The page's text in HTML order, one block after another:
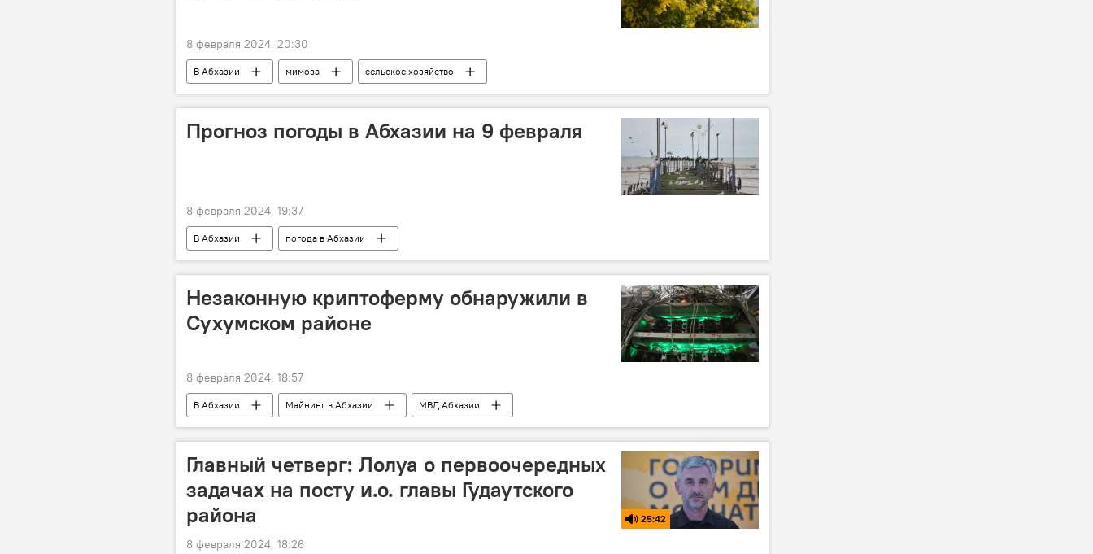
8 февраля 2024, 20:30
В Абхазии мимоза сельское хозяйство
Прогноз погоды в Абхазии на 9 февраля
8 февраля 2024, 19:37
В Абхазии погода в Абхазии
Незаконную криптоферму обнаружили в
Сухумском районе
8 февраля 2024, 18:57
В Абхазии Майнинг в Абхазии МВД Абхазии
Главный четверг: Лолуа о первоочередных
задачах на посту и.о. главы Гудаутского
района
25:42
8 февраля 2024, 18:26